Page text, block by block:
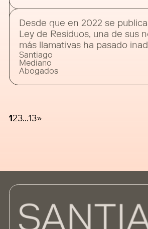
Desde que en 2022 se
Ley de Residuos, una de sus
más llamativas ha pasado
extensión del concepto de
incluir también al titular
Santiago
Mediano
Abogados
123…13»